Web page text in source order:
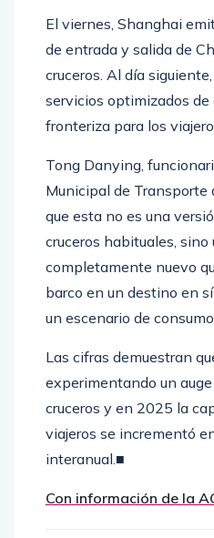
El viernes, Shanghai
de entrada y salida de
cruceros. Al día
servicios optimizados
fronteriza para los
Tong Danying,
Municipal de Transporte
que esta no es una
cruceros habituales, sino
completamente nuevo
barco en un destino en
un escenario de
Las cifras demuestran
experimentando un
cruceros y en 2025 la
viajeros se incrementó
interanual.■
Con información de la